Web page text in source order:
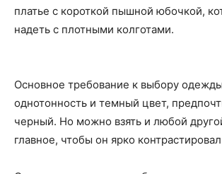
платье с короткой пышной юбочкой,
надеть с плотными колготами.
Основное требование к выбору
однотонность и темный цвет,
черный. Но можно взять и любой
главное, чтобы он ярко